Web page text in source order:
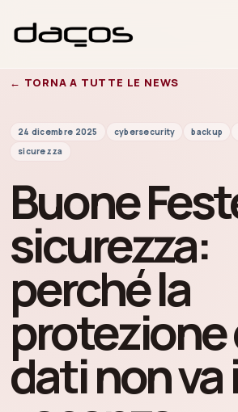
← TORNA A TUTTE LE NEWS
24 dicembre 2025 cybersecurity backup
sicurezza
Buone
sicurezza:
perché la
protezione
dati non va